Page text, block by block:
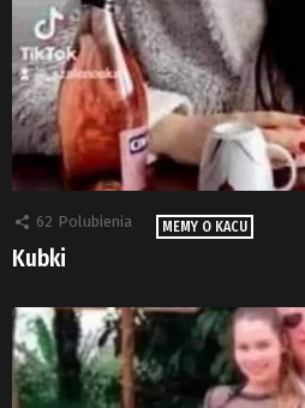
62 Polubienia MEMY O KACU
Kubki